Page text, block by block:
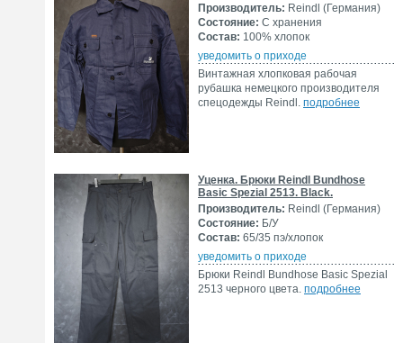
Производитель: Reindl (Германия)
Состояние: С хранения
Состав: 100% хлопок
уведомить о приходе
Винтажная хлопковая рабочая
рубашка немецкого производителя
спецодежды Reindl. подробнее
Уценка. Брюки Reindl Bundhose
Basic Spezial 2513. Black.
Производитель: Reindl (Германия)
Состояние: Б/У
Состав: 65/35 пэ/хлопок
уведомить о приходе
Брюки Reindl Bundhose Basic Spezial
2513 черного цвета. подробнее